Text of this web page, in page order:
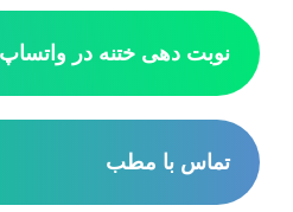
نوبت دهی ختنه در واتساپ
تماس با مطب